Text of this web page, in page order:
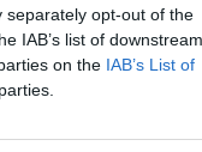
separately opt-out of the
IAB’s list of downstream
on the IAB’s List of